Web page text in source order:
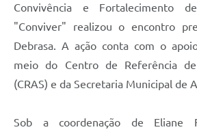
Convivência e Fortalecimento
"Conviver" realizou o encontro
Debrasa. A ação conta com o
meio do Centro de Referência de
(CRAS) e da Secretaria Municipal de
Sob a coordenação de Eliane